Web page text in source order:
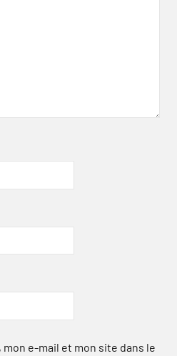
e-mail et mon site dans le